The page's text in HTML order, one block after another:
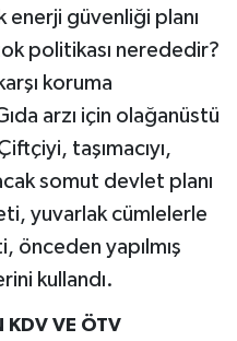
enerji güvenliği planı
politikası nerededir?
koruma
arzı için olağanüstü
taşımacıyı,
somut devlet planı
yuvarlak cümlelerle
yapılmış
kullandı.
KDV VE ÖTV